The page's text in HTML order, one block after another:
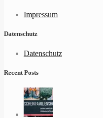
Impressum
Datenschutz
Datenschutz
Recent Posts